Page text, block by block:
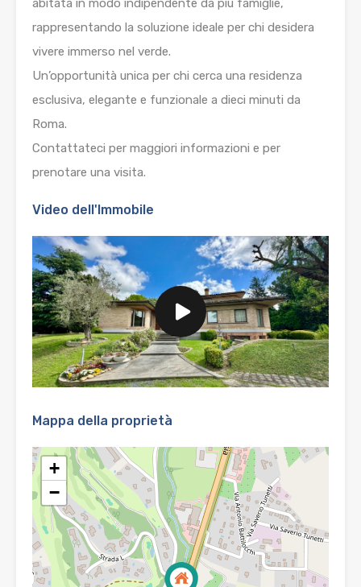
abitata in modo indipendente da più famiglie,
rappresentando la soluzione ideale per chi desidera
vivere immerso nel verde.
Un’opportunità unica per chi cerca una residenza
esclusiva, elegante e funzionale a dieci minuti da
Roma.
Contattateci per maggiori informazioni e per
prenotare una visita.
Video dell'Immobile
Mappa della proprietà
+
−